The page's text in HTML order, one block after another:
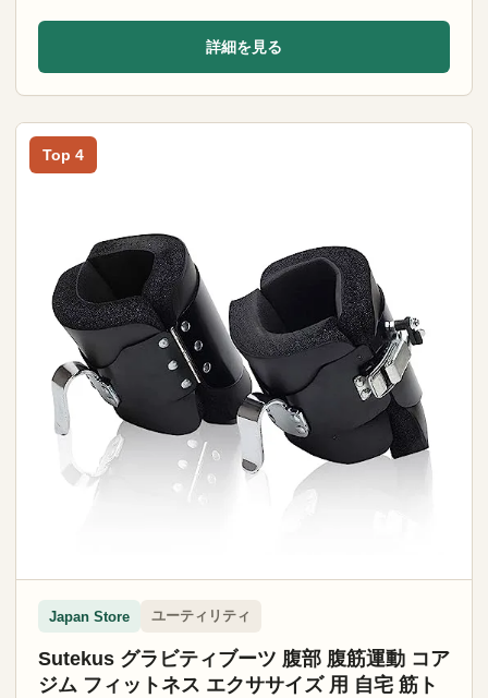
詳細を見る
Top 4
Japan Store ユーティリティ
Sutekus グラビティブーツ 腹部 腹筋運動 コア
ジム フィットネス エクササイズ 用 自宅 筋ト